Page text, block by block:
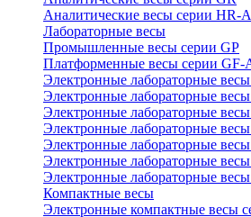
Аналитические весы серии HR-
Лабораторные весы
Промышленные весы серии GP
Платформенные весы серии GF-
Электронные лабораторные
Электронные лабораторные
Электронные лабораторные
Электронные лабораторные
Электронные лабораторные
Электронные лабораторные
Электронные лабораторные
Компактные весы
Электронные компактные весы